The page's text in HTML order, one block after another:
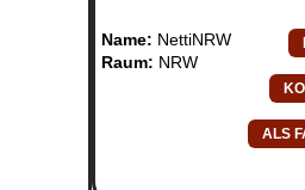
Name: NettiNRW
Raum: NRW